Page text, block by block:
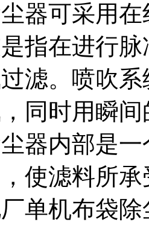
器可采用
指在进行
滤。喷吹
同时用瞬
器内部是
使滤料所
单机布袋